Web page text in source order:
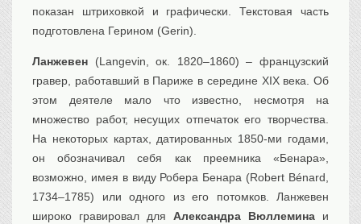
показан штриховкой и графически. Текстовая часть
подготовлена Герином (Gerin).
Ланжевен (Langevin, ок. 1820–1860) – французский
гравер, работавший в Париже в середине XIX века. Об
этом деятеле мало что известно, несмотря на
множество работ, несущих отпечаток его творчества.
На некоторых картах, датированных 1850-ми годами,
он обозначивал себя как преемника «Бенара»,
возможно, имея в виду Робера Бенара (Robert Bénard,
1734–1785) или одного из его потомков. Ланжевен
широко гравировал для Александра Вюллемина и